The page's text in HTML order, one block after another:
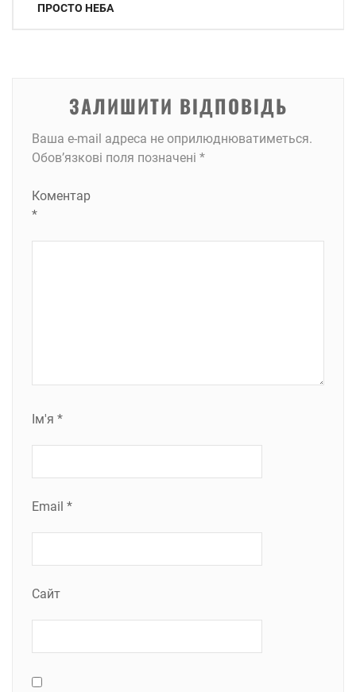
записів
ПРОСТО НЕБА
ЗАЛИШИТИ ВІДПОВІДЬ
Ваша e-mail адреса не оприлюднюватиметься.
Обов’язкові поля позначені *
Коментар
*
Ім'я *
Email *
Сайт